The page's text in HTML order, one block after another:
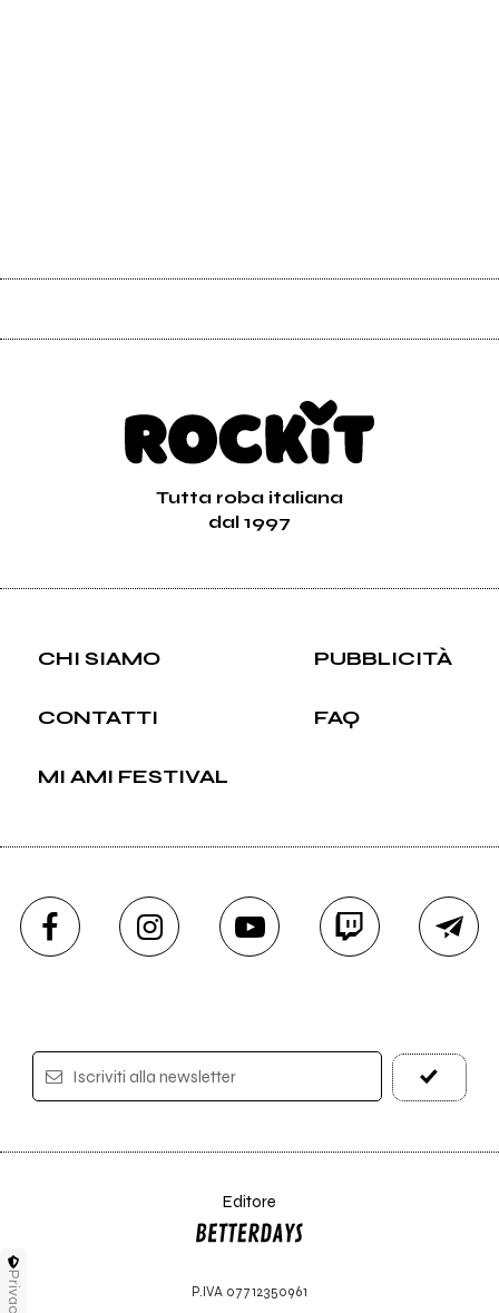
Tutta roba italiana
dal 1997
CHI SIAMO PUBBLICITÀ
CONTATTI FAQ
MI AMI FESTIVAL
Iscriviti alla newsletter
Editore
P.IVA 07712350961
Privacy